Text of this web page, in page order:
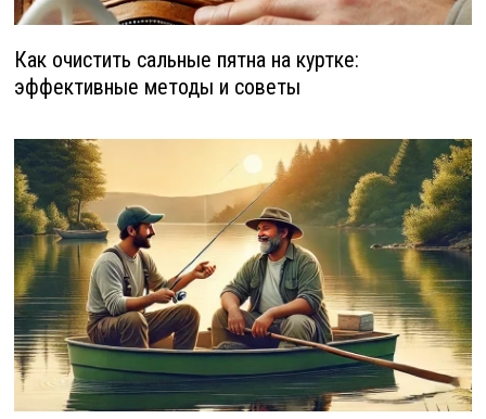
Как очистить сальные пятна на куртке:
эффективные методы и советы